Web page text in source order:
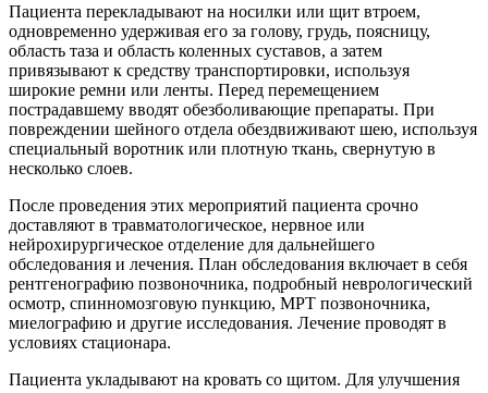
Пациента перекладывают на носилки или щит втроем,
одновременно удерживая его за голову, грудь, поясницу,
область таза и область коленных суставов, а затем
привязывают к средству транспортировки, используя
широкие ремни или ленты. Перед перемещением
пострадавшему вводят обезболивающие препараты. При
повреждении шейного отдела обездвиживают шею, используя
специальный воротник или плотную ткань, свернутую в
несколько слоев.
После проведения этих мероприятий пациента срочно
доставляют в травматологическое, нервное или
нейрохирургическое отделение для дальнейшего
обследования и лечения. План обследования включает в себя
рентгенографию позвоночника, подробный неврологический
осмотр, спинномозговую пункцию, МРТ позвоночника,
миелографию и другие исследования. Лечение проводят в
условиях стационара.
Пациента укладывают на кровать со щитом. Для улучшения